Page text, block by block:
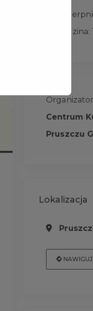
28
Godzina:
Centrum
Pruszczu
Lokalizacja